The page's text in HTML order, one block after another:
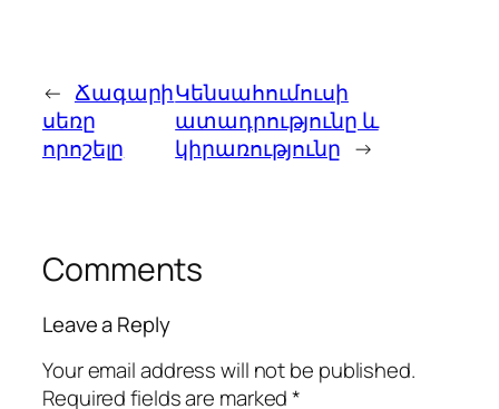
← Ճագարի
սեռը
որոշելը
Կենսահումուսի
ատադրությունը և
կիրառությունը →
Comments
Leave a Reply
Your email address will not be published.
Required fields are marked*